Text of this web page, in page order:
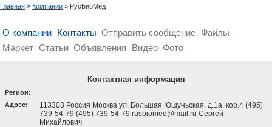
Главная » Компании » РусБиоМед
О компании Контакты Отправить сообщение Файлы
Маркет Статьи Объявления Видео Фото
Контактная информация
Регион:
Адрес:
113303 Россия Москва ул. Большая Юшуньская, д.1а, кор.4 (495)
739-54-79 (495) 739-54-79 rusbiomed@mail.ru Сергей
Михайлович